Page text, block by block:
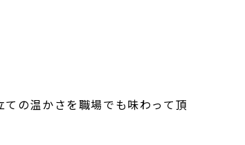
の温かさを職場でも味わって頂